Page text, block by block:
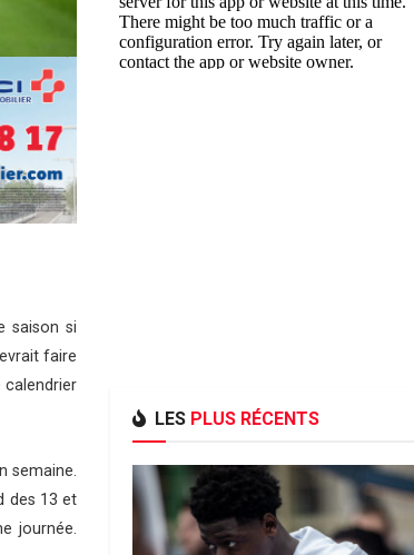
saison si
faire
calendrier
semaine.
des 13 et
journée.
LES PLUS RÉCENTS